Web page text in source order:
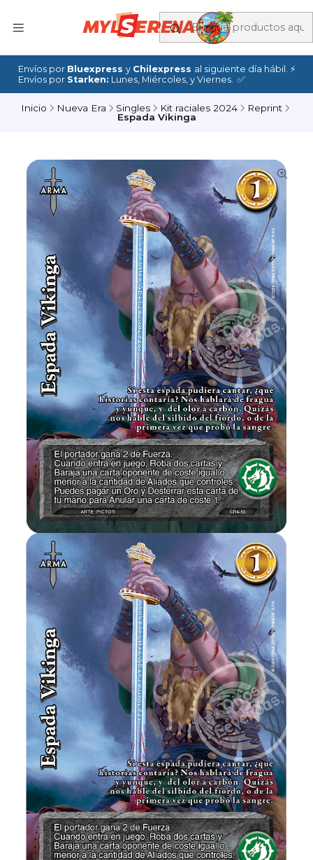
Envíos por Bluexpress y Chilexpress al siguiente día hábil. ⚡
Envíos por Starken: Lunes, Miércoles, y Viernes. ✅
Inicio Nueva Era Singles Kit raciales 2024
Reprint
Espada Vikinga